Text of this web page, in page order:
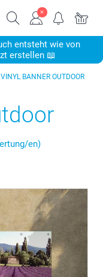
entsteht wie von
erstellen 📖
VINYL BANNER OUTDOOR
en)